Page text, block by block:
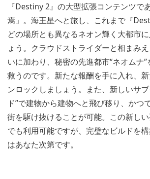
『Destiny 2』の大型拡張コンテンツで
焉」。海王星へと旅し、これまで『
どの場所とも異なるネオン輝く大都市
ょう。クラウドストライダーと相まみ
いに加わり、秘密の先進都市“ネオムナ
救うのです。新たな報酬を手に入れ、
ンロックしましょう。また、新しいサ
ド”で建物から建物へと飛び移り、かつ
街を駆け抜けることが可能。この新し
でも利用可能ですが、完璧なビルドを
はあなた次第です。